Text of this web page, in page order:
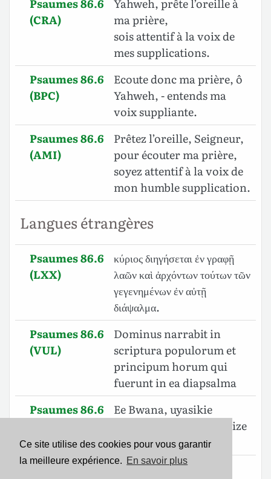
Ce site utilise des cookies pour vous garantir
la meilleure expérience. En savoir plus
Psaumes 86.6
(CRA)
Yahweh, prête l’oreille à
ma prière,
sois attentif à la voix de
mes supplications.
Psaumes 86.6
(BPC)
Ecoute donc ma prière, ô
Yahweh, - entends ma
voix suppliante.
Psaumes 86.6
(AMI)
Prêtez l’oreille, Seigneur,
pour écouter ma prière,
soyez attentif à la voix de
mon humble supplication.
Langues étrangères
Psaumes 86.6
(LXX)
κύριος διηγήσεται ἐν γραφῇ
λαῶν καὶ ἀρχόντων τούτων τῶν
γεγενημένων ἐν αὐτῇ
διάψαλμα.
Psaumes 86.6
(VUL)
Dominus narrabit in
scriptura populorum et
principum horum qui
fuerunt in ea diapsalma
Psaumes 86.6
Ee Bwana, uyasikie
maombi yangu; Uisikilize
sauti ya dua zangu.
Psaumes 86.6
הַאֲזִ֣ינָה יְ֭הוָה תְּפִלָּתִ֑י וְ֝הַקְשִׁ֗יבָה